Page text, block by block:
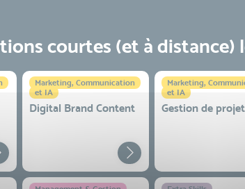
courtes (et à distance)
Marketing, Communication
et IA
Digital Brand Content
Marketing,
et IA
Gestion de